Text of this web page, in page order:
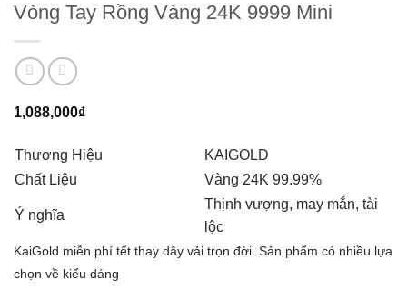
Vòng Tay Rồng Vàng 24K 9999 Mini
1,088,000₫
Thương Hiệu
KAIGOLD
Chất Liệu
Vàng 24K 99.99%
Ý nghĩa
Thịnh vượng, may mắn, tài
lộc
KaiGold miễn phí tết thay dây vải trọn đời. Sản phẩm có nhiều lựa
chọn về kiểu dáng